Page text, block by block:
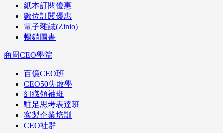
紙本訂閱優惠
數位訂閱優惠
電子雜誌(Zinio)
暢銷圖書
商周CEO學院
百億CEO班
CEO50失敗學
組織領袖班
駐足思考表達班
客製企業培訓
CEO社群